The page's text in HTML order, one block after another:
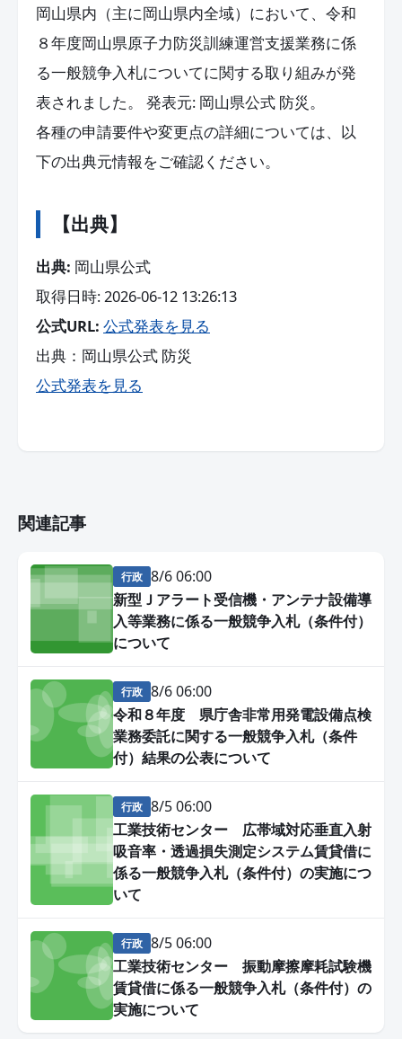
岡山県内（主に岡山県内全域）において、令和
８年度岡山県原子力防災訓練運営支援業務に係
る一般競争入札についてに関する取り組みが発
表されました。 発表元: 岡山県公式 防災。
各種の申請要件や変更点の詳細については、以
下の出典元情報をご確認ください。
【出典】
出典: 岡山県公式
取得日時: 2026-06-12 13:26:13
公式URL: 公式発表を見る
出典：岡山県公式 防災
公式発表を見る
関連記事
行政
8/6 06:00
新型Ｊアラート受信機・アンテナ設備導
入等業務に係る一般競争入札（条件付）
について
行政
8/6 06:00
令和８年度 県庁舎非常用発電設備点検
業務委託に関する一般競争入札（条件
付）結果の公表について
行政
8/5 06:00
工業技術センター 広帯域対応垂直入射
吸音率・透過損失測定システム賃貸借に
係る一般競争入札（条件付）の実施につ
いて
行政
8/5 06:00
工業技術センター 振動摩擦摩耗試験機
賃貸借に係る一般競争入札（条件付）の
実施について